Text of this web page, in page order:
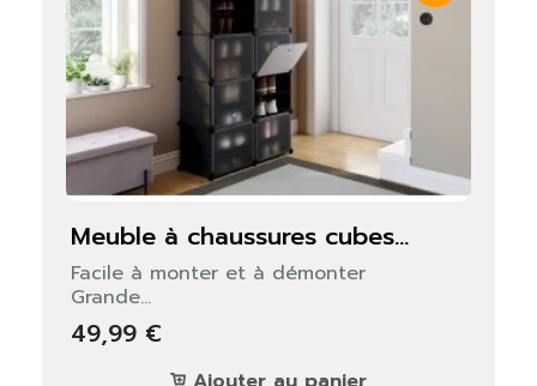
meuble à chaussures cubes...
Facile à monter et à démonter
Grande...
49,99 €